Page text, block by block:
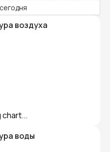
воздуха
chart...
воды